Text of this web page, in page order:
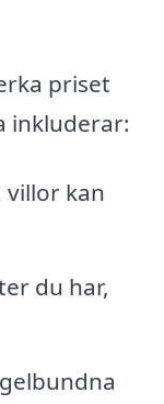
priset
inkluderar:
villor kan
du har,